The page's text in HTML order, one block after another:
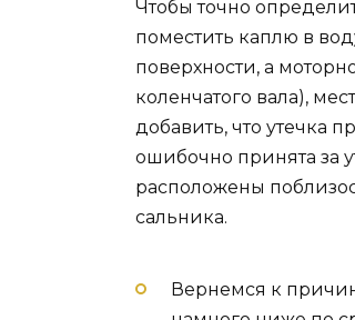
Чтобы точно
поместить каплю в
поверхности, а
коленчатого вала),
добавить, что утечка
ошибочно принята за
расположены
сальника.
Вернемся к